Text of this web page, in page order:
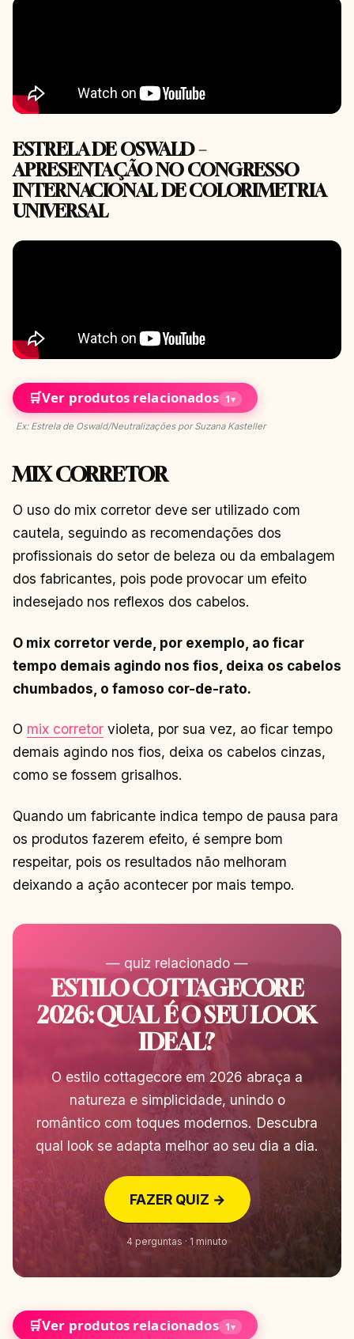
ESTRELA DE OSWALD –
APRESENTAÇÃO NO CONGRESSO
INTERNACIONAL DE COLORIMETRIA
UNIVERSAL
🛒Ver produtos relacionados 1▾
Ex: Estrela de Oswald/Neutralizações por Suzana Kasteller
MIX CORRETOR
O uso do mix corretor deve ser utilizado com
cautela, seguindo as recomendações dos
profissionais do setor de beleza ou da embalagem
dos fabricantes, pois pode provocar um efeito
indesejado nos reflexos dos cabelos.
O mix corretor verde, por exemplo, ao ficar
tempo demais agindo nos fios, deixa os cabelos
chumbados, o famoso cor-de-rato.
O mix corretor violeta, por sua vez, ao ficar tempo
demais agindo nos fios, deixa os cabelos cinzas,
como se fossem grisalhos.
Quando um fabricante indica tempo de pausa para
os produtos fazerem efeito, é sempre bom
respeitar, pois os resultados não melhoram
deixando a ação acontecer por mais tempo.
— quiz relacionado —
ESTILO COTTAGECORE
2026: QUAL É O SEU LOOK
IDEAL?
O estilo cottagecore em 2026 abraça a
natureza e simplicidade, unindo o
romântico com toques modernos. Descubra
qual look se adapta melhor ao seu dia a dia.
FAZER QUIZ →
4 perguntas · 1 minuto
🛒Ver produtos relacionados 1▾